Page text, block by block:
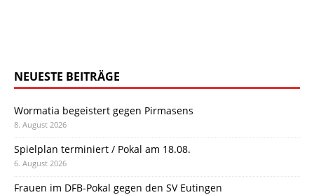
NEUESTE BEITRÄGE
Wormatia begeistert gegen Pirmasens
8. August 2026
Spielplan terminiert / Pokal am 18.08.
6. August 2026
Frauen im DFB-Pokal gegen den SV Eutingen